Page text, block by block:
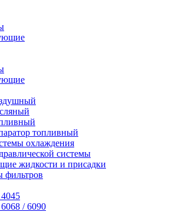
топливный
охлаждения
системы
жидкости и присадки
фильтров
/ 6090